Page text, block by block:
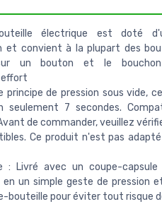
électrique est doté
et convient à la plupart des
sur un bouton et le
effort
de pression sous vide,
7 secondes.
de commander, veuillez
Ce produit n'est pas
: Livré avec un coupe-
un simple geste de pression
bouteille pour éviter tout risque